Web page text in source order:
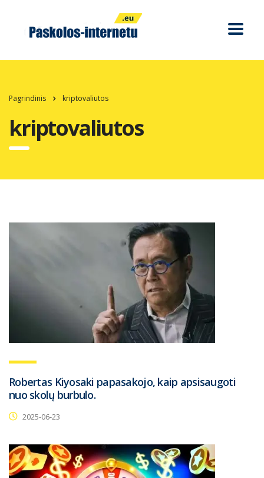
Pagrindinis kriptovaliutos
kriptovaliutos
Robertas Kiyosaki papasakojo, kaip apsisaugoti
nuo skolų burbulo.
2025-06-23